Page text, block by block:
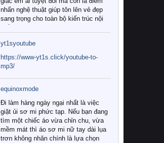
nhấn nghệ thuật giúp tôn lên vẻ đẹp
sang trọng cho toàn bộ kiến trúc nội
Tuy nhiên, giữa thị trường đa dạng
với vô vàn thương hiệu và mẫu mã
như hiện nay, làm thế nào để chọn
được những bộ chăn ga gối đệm cao
cấp thực sự chất lượng, phù hợp với
khí hậu và nhu cầu sử dụng của gia
đình? Hãy cùng chúng tôi đi tìm lời
giải đáp chi tiết qua bài viết dưới đây.
1. Tại sao các gia đình hiện đại lại ưa
chuộng chăn ga gối đệm cao cấp?
yt1syoutube
https://www-yt1s.click/youtube-to-
mp3/
equinoxmode
Đi làm hàng ngày ngại nhất là việc
giặt ủi sơ mi phức tạp. Nếu bạn đang
tìm một chiếc áo vừa chỉn chu, vừa
mềm mát thì áo sơ mi nữ tay dài lụa
trơn không nhăn chính là lựa chọn